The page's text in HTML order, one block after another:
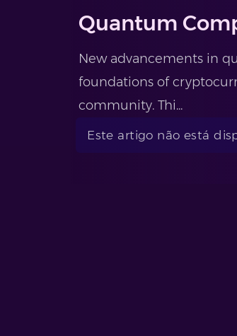
Quantum
New advancements in
foundations of
community. Thi...
Este artigo não está